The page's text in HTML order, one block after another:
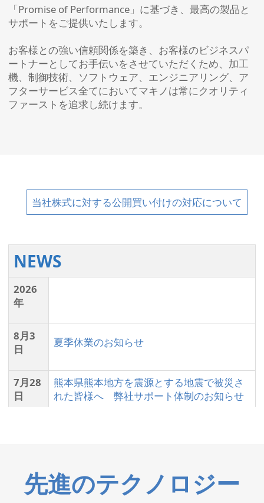
「Promise of Performance」に基づき、最高の製品と
サポートをご提供いたします。
お客様との強い信頼関係を築き、お客様のビジネスパ
ートナーとしてお手伝いをさせていただくため、加工
機、制御技術、ソフトウェア、エンジニアリング、ア
フターサービス全てにおいてマキノは常にクオリティ
ファーストを追求し続けます。
当社株式に対する公開買い付けの対応について
NEWS
2026
年
8月3
日
夏季休業のお知らせ
7月28
日
熊本県熊本地方を震源とする地震で被災さ
れた皆様へ 弊社サポート体制のお知らせ
6月29
岩手県沖および山梨県東部・富士五湖を震
源とする地震で被災された皆様へ 弊社サ
先進のテクノロジー